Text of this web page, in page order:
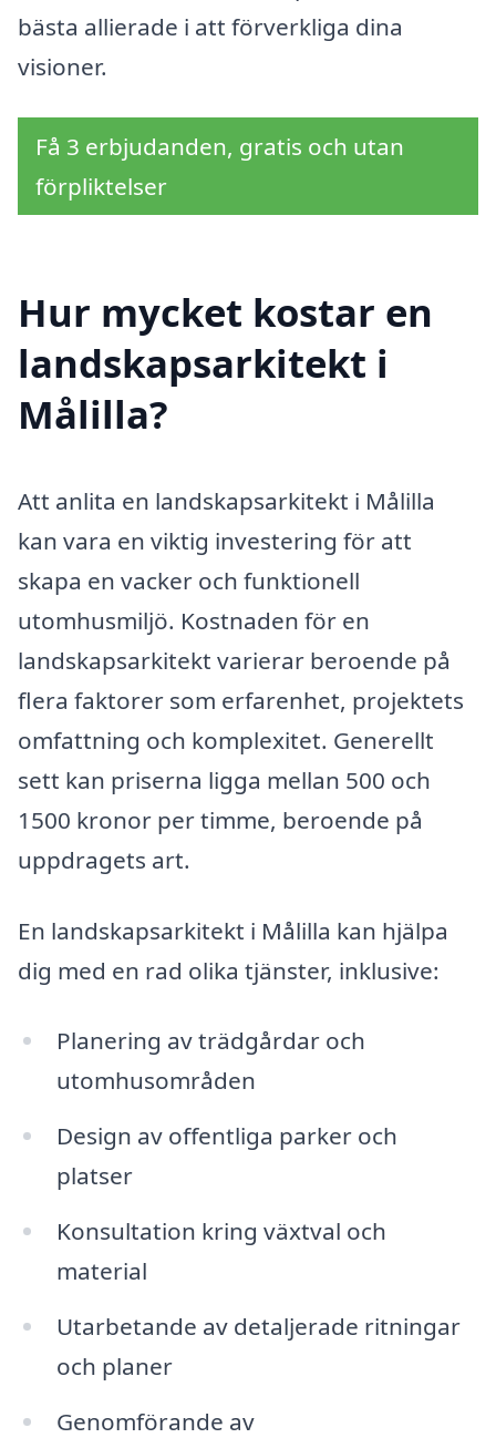
bästa allierade i att förverkliga dina
visioner.
Få 3 erbjudanden, gratis och utan
förpliktelser
Hur mycket kostar en
landskapsarkitekt i
Målilla?
Att anlita en landskapsarkitekt i Målilla
kan vara en viktig investering för att
skapa en vacker och funktionell
utomhusmiljö. Kostnaden för en
landskapsarkitekt varierar beroende på
flera faktorer som erfarenhet, projektets
omfattning och komplexitet. Generellt
sett kan priserna ligga mellan 500 och
1500 kronor per timme, beroende på
uppdragets art.
En landskapsarkitekt i Målilla kan hjälpa
dig med en rad olika tjänster, inklusive:
Planering av trädgårdar och
utomhusområden
Design av offentliga parker och
platser
Konsultation kring växtval och
material
Utarbetande av detaljerade ritningar
och planer
Genomförande av